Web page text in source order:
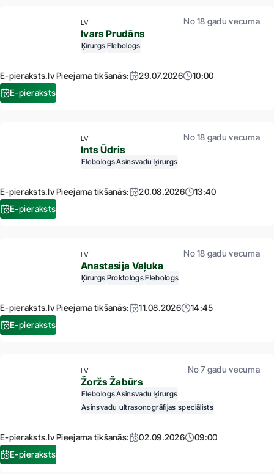
LV No 18 gadu vecuma
Ivars Prudāns
Ķirurgs Flebologs
E-pieraksts.lv Pieejama tikšanās: 29.07.2026
10:00
E-pieraksts
LV No 18 gadu vecuma
Ints Ūdris
FlebologsAsinsvadu ķirurgs
E-pieraksts.lv Pieejama tikšanās: 20.08.2026
13:40
E-pieraksts
LV No 18 gadu vecuma
Anastasija Vaļuka
Ķirurgs ProktologsFlebologs
E-pieraksts.lv Pieejama tikšanās: 11.08.2026
14:45
E-pieraksts
LV No 7 gadu vecuma
Žoržs Žabūrs
FlebologsAsinsvadu ķirurgs
Asinsvadu ultrasonogrāfijas speciālists
E-pieraksts.lv Pieejama tikšanās: 02.09.2026
09:00
E-pieraksts